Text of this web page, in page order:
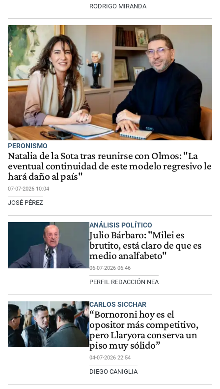
RODRIGO MIRANDA
PERONISMO
Natalia de la Sota tras reunirse con Olmos: "La
eventual continuidad de este modelo regresivo le
hará daño al país"
07-07-2026 10:04
JOSÉ PÉREZ
ANÁLISIS POLÍTICO
Julio Bárbaro: "Milei es
brutito, está claro de que es
medio analfabeto"
06-07-2026 06:46
PERFIL REDACCIÓN NEA
CARLOS SICCHAR
“Bornoroni hoy es el
opositor más competitivo,
pero Llaryora conserva un
piso muy sólido”
04-07-2026 22:54
DIEGO CANIGLIA